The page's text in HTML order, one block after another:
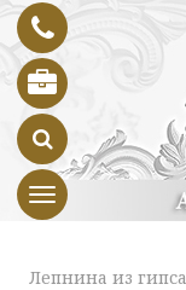
Toggle navigation
Лепнина из гипса